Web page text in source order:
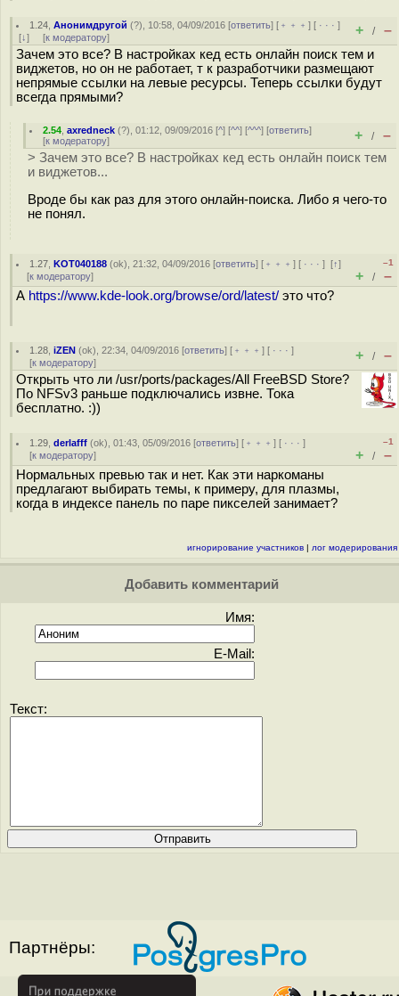
1.24 ,Анонимдругой (?), 10:58, 04/09/2016 [ответить] [ ﹢﹢﹢] [ · · ·]
[↓] [к модератору] + / –
Зачем это все? В настройках кед есть онлайн поиск тем и
виджетов, но он не работает, т к разработчики размещают
непрямые ссылки на левые ресурсы. Теперь ссылки будут
всегда прямыми?
2.54 ,axredneck (?), 01:12, 09/09/2016 [^] [^^] [^^^] [ответить]
[к модератору] + / –
> Зачем это все? В настройках кед есть онлайн поиск тем
и виджетов...
Вроде бы как раз для этого онлайн-поиска. Либо я чего-то
не понял.
1.27 ,KOT040188 (ok), 21:32, 04/09/2016 [ответить] [ ﹢﹢﹢] [ · · ·][↑]
[к модератору]
–1
+ / –
А https://www.kde-look.org/browse/ord/latest/ это что?
1.28 ,iZEN (ok), 22:34, 04/09/2016 [ответить] [ ﹢﹢﹢] [ · · ·]
[к модератору] + / –
Открыть что ли /usr/ports/packages/All FreeBSD Store?
По NFSv3 раньше подключались извне. Тока
бесплатно. :))
1.29 ,derlafff (ok), 01:43, 05/09/2016 [ответить] [ ﹢﹢﹢] [ · · ·]
[к модератору]
–1
+ / –
Нормальных превью так и нет. Как эти наркоманы
предлагают выбирать темы, к примеру, для плазмы,
когда в индексе панель по паре пикселей занимает?
игнорирование участников | лог модерирования
Добавить комментарий
Имя:
E-Mail:
Текст:
Партнёры: